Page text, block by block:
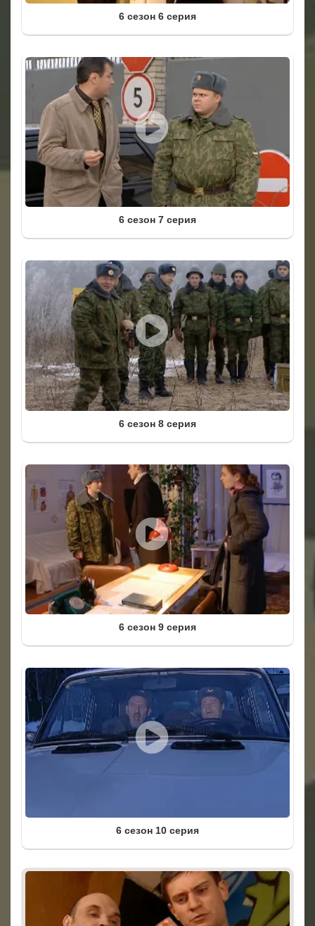
6 сезон 6 серия
6 сезон 7 серия
6 сезон 8 серия
6 сезон 9 серия
6 сезон 10 серия